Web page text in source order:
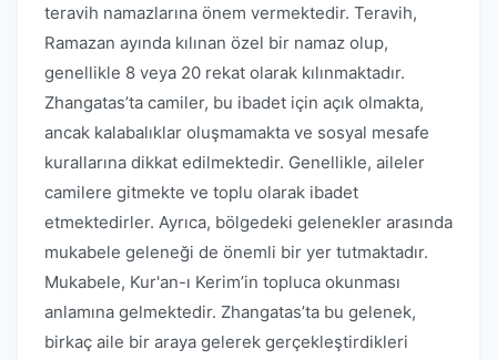
teravih namazlarına önem vermektedir. Teravih,
Ramazan ayında kılınan özel bir namaz olup,
genellikle 8 veya 20 rekat olarak kılınmaktadır.
Zhangatas’ta camiler, bu ibadet için açık olmakta,
ancak kalabalıklar oluşmamakta ve sosyal mesafe
kurallarına dikkat edilmektedir. Genellikle, aileler
camilere gitmekte ve toplu olarak ibadet
etmektedirler. Ayrıca, bölgedeki gelenekler arasında
mukabele geleneği de önemli bir yer tutmaktadır.
Mukabele, Kur'an-ı Kerim’in topluca okunması
anlamına gelmektedir. Zhangatas’ta bu gelenek,
birkaç aile bir araya gelerek gerçekleştirdikleri